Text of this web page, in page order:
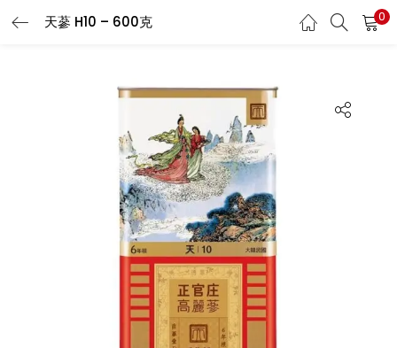
天蔘 H10 – 600克 0
LOGIN REGISTER
Enter your username and password to login.
Remember me
Login
Lost password?